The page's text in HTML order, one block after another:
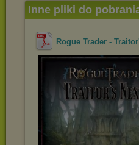
Inne pliki do
Rogue Trader -